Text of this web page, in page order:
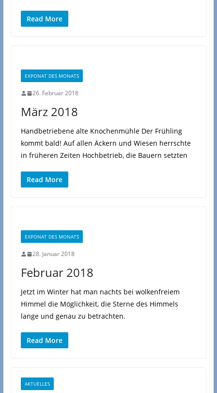
Read More
EXPONAT DES MONATS
26. Februar 2018
März 2018
Handbetriebene alte Knochenmühle Der Frühling
kommt bald! Auf allen Äckern und Wiesen herrschte
in früheren Zeiten Hochbetrieb, die Bauern setzten
Read More
EXPONAT DES MONATS
28. Januar 2018
Februar 2018
Jetzt im Winter hat man nachts bei wolkenfreiem
Himmel die Möglichkeit, die Sterne des Himmels
lange und genau zu betrachten.
Read More
AKTUELLES